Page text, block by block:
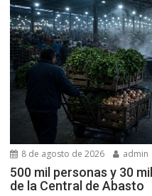
8 de agosto de 2026 admin
500 mil personas y 30
de la Central de Abasto